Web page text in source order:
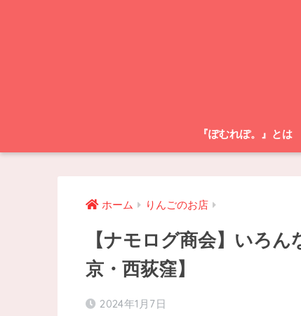
『ぽむれぽ。』とは
ホーム りんごのお店
【ナモログ商会】いろ
京・西荻窪】
2024年1月7日